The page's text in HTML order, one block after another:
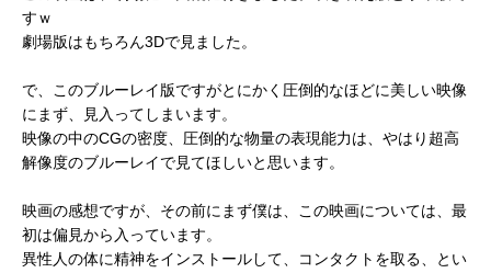
すｗ
劇場版はもちろん3Dで見ました。
で、このブルーレイ版ですがとにかく圧倒的なほどに美しい映像
にまず、見入ってしまいます。
映像の中のCGの密度、圧倒的な物量の表現能力は、やはり超高
解像度のブルーレイで見てほしいと思います。
映画の感想ですが、その前にまず僕は、この映画については、最
初は偏見から入っています。
異性人の体に精神をインストールして、コンタクトを取る、とい